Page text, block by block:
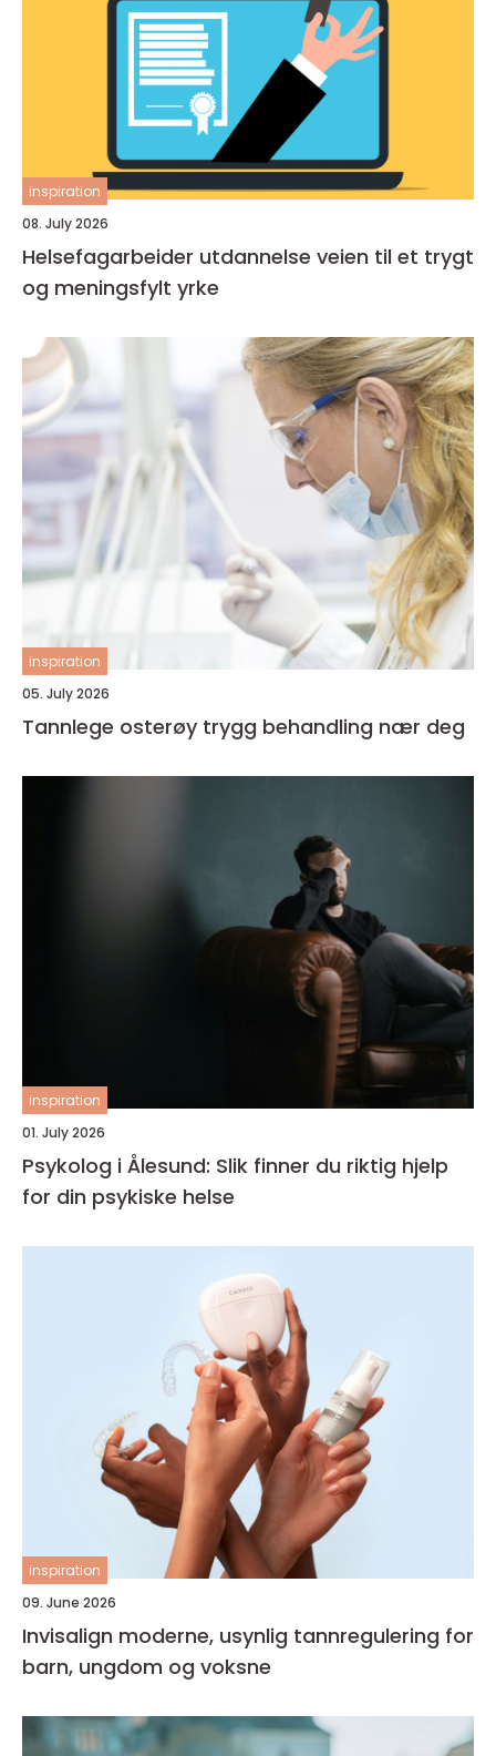
inspiration
08. July 2026
Helsefagarbeider utdannelse veien til et trygt
og meningsfylt yrke
inspiration
05. July 2026
Tannlege osterøy trygg behandling nær deg
inspiration
01. July 2026
Psykolog i Ålesund: Slik finner du riktig hjelp
for din psykiske helse
inspiration
09. June 2026
Invisalign moderne, usynlig tannregulering for
barn, ungdom og voksne